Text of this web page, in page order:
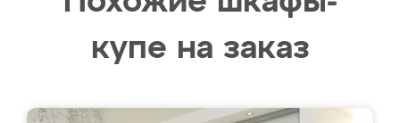
купе на заказ